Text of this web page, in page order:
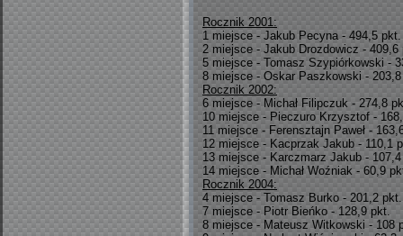
Rocznik 2001:
1 miejsce - Jakub Pecyna - 494,5 pkt.
2 miejsce - Jakub Drozdowicz - 409,6
5 miejsce - Tomasz Szypiórkowski -
8 miejsce - Oskar Paszkowski -
Rocznik 2002:
6 miejsce - Michał Filipczuk - 274,8
10 miejsce - Pieczuro Krzysztof -
11 miejsce - Ferensztajn Paweł -
12 miejsce - Kacprzak Jakub - 110,1
13 miejsce - Karczmarz Jakub -
14 miejsce - Michał Woźniak - 60,9
Rocznik 2004:
4 miejsce - Tomasz Burko - 201,2 pkt.
7 miejsce - Piotr Bieńko - 128,9 pkt.
8 miejsce - Mateusz Witkowski - 108